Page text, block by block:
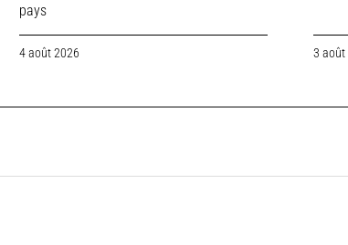
pays
4 août 2026 3 août